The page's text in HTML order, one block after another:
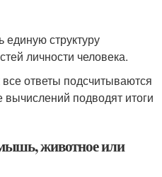
единую структуру
личности человека.
ответы подсчитываются
подводят итоги
животное или